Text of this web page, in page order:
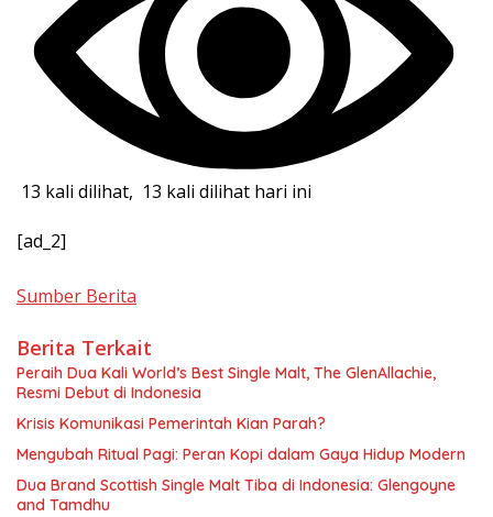
13 kali dilihat, 13 kali dilihat hari ini
[ad_2]
Sumber Berita
Berita Terkait
Peraih Dua Kali World’s Best Single Malt, The GlenAllachie,
Resmi Debut di Indonesia
Krisis Komunikasi Pemerintah Kian Parah?
Mengubah Ritual Pagi: Peran Kopi dalam Gaya Hidup Modern
Dua Brand Scottish Single Malt Tiba di Indonesia: Glengoyne
and Tamdhu